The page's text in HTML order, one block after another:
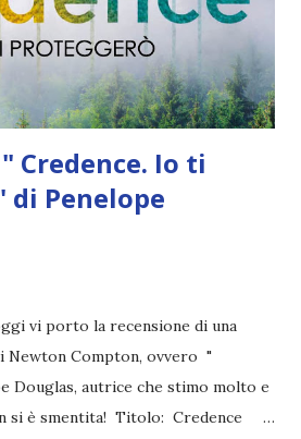
cava altrettanto bene con gli
tra Easton e Tyle...
Credence. Io ti
di Penelope
vi porto la recensione di una
Newton Compton, ovvero "
Douglas, autrice che stimo molto e
si è smentita! Titolo: Credence